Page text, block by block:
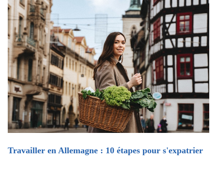
Travailler en Allemagne : 10 étapes pour s'expatrier